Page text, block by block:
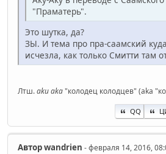
"Праматерь".
Это шутка, да?
ЗЫ. И тема про пра-саамский
исчезла, как только Смитти там
Лтш.aku aka"колодец колодцев" (aka
QQ
Авторwandrien - февраля 14, 2016,